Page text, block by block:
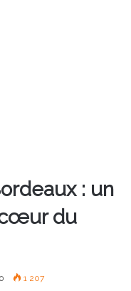
: un
du
0 1 207